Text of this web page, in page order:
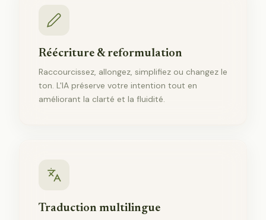
Réécriture & reformulation
Raccourcissez, allongez, simplifiez ou changez le
ton. L'IA préserve votre intention tout en
améliorant la clarté et la fluidité.
Traduction multilingue